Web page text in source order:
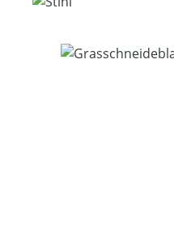
Bildergalerie überspringen